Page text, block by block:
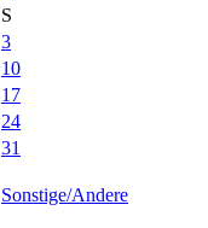
S
3
10
17
24
31
Sonstige/Andere